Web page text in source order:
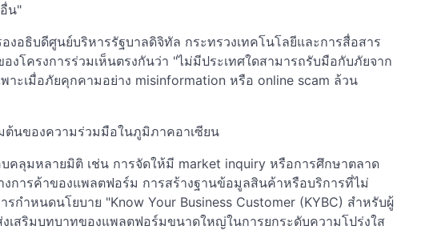
น"
อธิบดีศูนย์บริหารรัฐบาลดิจิทัล กระทรวงเทคโนโลยีและการสื่อสาร
องโครงการร่วมเห็นตรงกันว่า "ไม่มีประเทศใดสามารถรับมือกับภัยจาก
าะเมื่อภัยคุกคามอย่าง misinformation หรือ online scam ล้วน
ต้นของความร่วมมือในภูมิภาคอาเซียน
คลุมหลายมิติ เช่น การจัดให้มี market inquiry หรือการศึกษาตลาด
งการค้าของแพลตฟอร์ม การสร้างฐานข้อมูลสินค้าหรือบริการที่ไม่
กำหนดนโยบาย "Know Your Business Customer (KYBC) สำหรับผู้
เสริมบทบาทของแพลตฟอร์มขนาดใหญ่ในการยกระดับความโปร่งใส